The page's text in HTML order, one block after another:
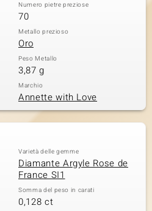
Numero pietre preziose
70
Metallo prezioso
Oro
Peso Metallo
3,87 g
Marchio
Annette with Love
Varietà delle gemme
Diamante Argyle Rose de
France SI1
Somma del peso in carati
0,128 ct